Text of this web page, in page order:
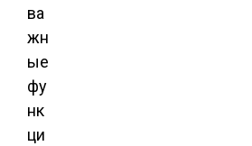
ва
жн
ые
фу
нк
ци